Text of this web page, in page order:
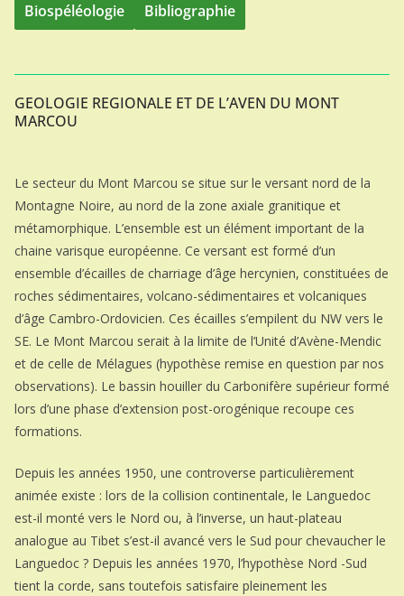
Biospéléologie
Bibliographie
GEOLOGIE REGIONALE ET DE L’AVEN DU MONT
MARCOU
Le secteur du Mont Marcou se situe sur le versant nord de la
Montagne Noire, au nord de la zone axiale granitique et
métamorphique. L’ensemble est un élément important de la
chaine varisque européenne. Ce versant est formé d’un
ensemble d’écailles de charriage d’âge hercynien, constituées de
roches sédimentaires, volcano-sédimentaires et volcaniques
d’âge Cambro-Ordovicien. Ces écailles s’empilent du NW vers le
SE. Le Mont Marcou serait à la limite de l’Unité d’Avène-Mendic
et de celle de Mélagues (hypothèse remise en question par nos
observations). Le bassin houiller du Carbonifère supérieur formé
lors d’une phase d’extension post-orogénique recoupe ces
formations.
Depuis les années 1950, une controverse particulièrement
animée existe : lors de la collision continentale, le Languedoc
est-il monté vers le Nord ou, à l’inverse, un haut-plateau
analogue au Tibet s’est-il avancé vers le Sud pour chevaucher le
Languedoc ? Depuis les années 1970, l’hypothèse Nord -Sud
tient la corde, sans toutefois satisfaire pleinement les